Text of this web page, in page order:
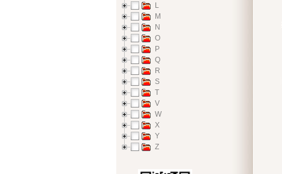
L
M
N
O
P
Q
R
S
T
V
W
X
Y
Z